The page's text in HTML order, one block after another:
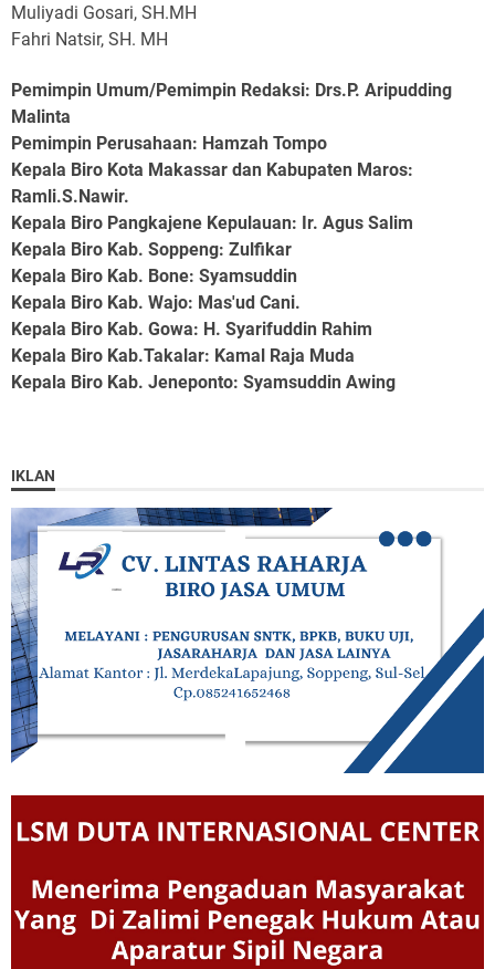
Muliyadi Gosari, SH.MH
Fahri Natsir, SH. MH
Pemimpin Umum/Pemimpin Redaksi: Drs.P. Aripudding
Malinta
Pemimpin Perusahaan: Hamzah Tompo
Kepala Biro Kota Makassar dan Kabupaten Maros:
Ramli.S.Nawir.
Kepala Biro Pangkajene Kepulauan: Ir. Agus Salim
Kepala Biro Kab. Soppeng: Zulfikar
Kepala Biro Kab. Bone: Syamsuddin
Kepala Biro Kab. Wajo: Mas'ud Cani.
Kepala Biro Kab. Gowa: H. Syarifuddin Rahim
Kepala Biro Kab.Takalar: Kamal Raja Muda
Kepala Biro Kab. Jeneponto: Syamsuddin Awing
IKLAN